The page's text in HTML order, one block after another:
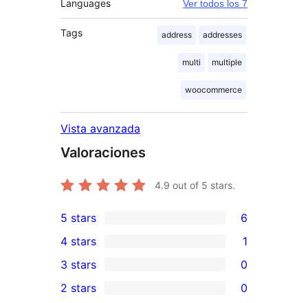
Languages Ver todos los 7
Tags address addresses
multi multiple
woocommerce
Vista avanzada
Valoraciones
4.9 out of 5 stars.
6
5-
star
reviews
5 stars 6
4-
star
4 stars 1
0
3-
3 stars 0
2 stars 0